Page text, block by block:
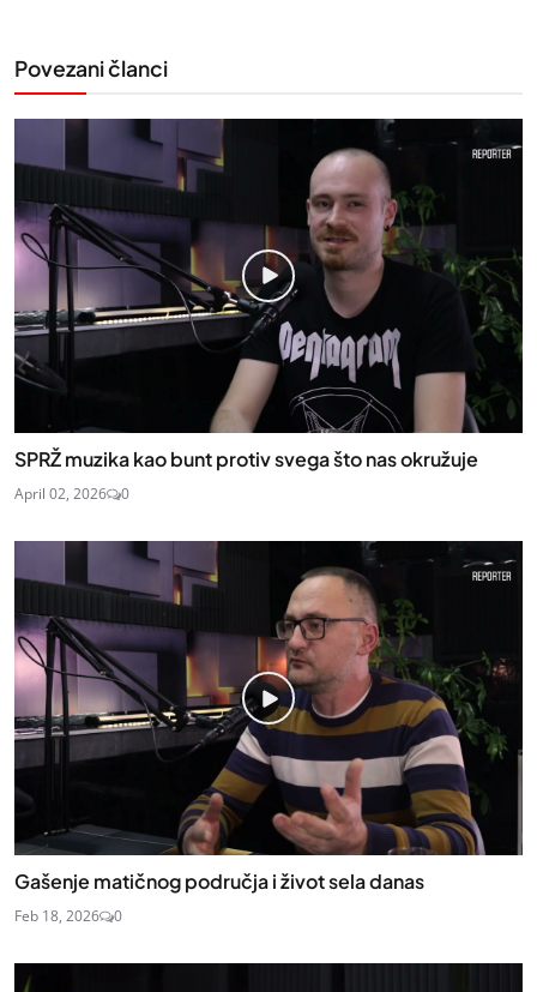
Povezani članci
SPRŽ muzika kao bunt protiv svega što nas okružuje
April 02, 2026 0
Gašenje matičnog područja i život sela danas
Feb 18, 2026 0